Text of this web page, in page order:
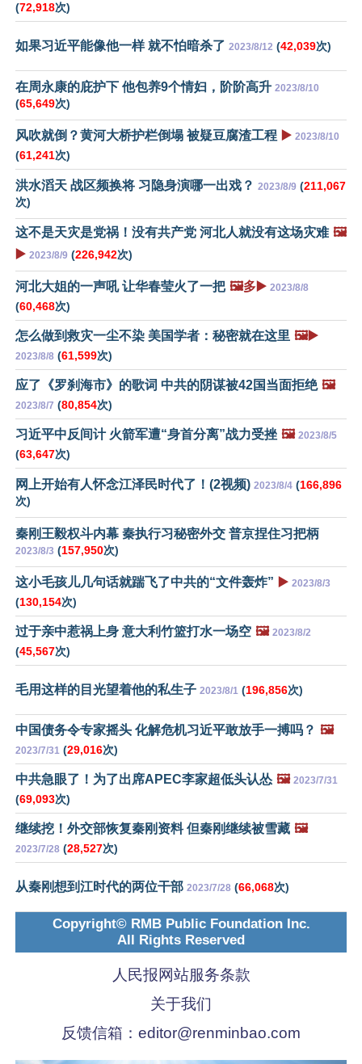
(72,918次)
如果习近平能像他一样 就不怕暗杀了 2023/8/12 (42,039次)
在周永康的庇护下 他包养9个情妇，阶阶高升 2023/8/10
(65,649次)
风吹就倒？黄河大桥护栏倒塌 被疑豆腐渣工程 ▶️ 2023/8/10
(61,241次)
洪水滔天 战区频换将 习隐身演哪一出戏？ 2023/8/9 (211,067
次)
这不是天灾是党祸！没有共产党 河北人就没有这场灾难 🖼️
▶️ 2023/8/9 (226,942次)
河北大姐的一声吼 让华春莹火了一把 🖼️多▶️ 2023/8/8
(60,468次)
怎么做到救灾一尘不染 美国学者：秘密就在这里 🖼️▶️
2023/8/8 (61,599次)
应了《罗刹海市》的歌词 中共的阴谋被42国当面拒绝 🖼️
2023/8/7 (80,854次)
习近平中反间计 火箭军遭“身首分离”战力受挫 🖼️ 2023/8/5
(63,647次)
网上开始有人怀念江泽民时代了！(2视频) 2023/8/4 (166,896
次)
秦刚王毅权斗内幕 秦执行习秘密外交 普京捏住习把柄
2023/8/3 (157,950次)
这小毛孩儿几句话就踹飞了中共的“文件轰炸” ▶️ 2023/8/3
(130,154次)
过于亲中惹祸上身 意大利竹篮打水一场空 🖼️ 2023/8/2
(45,567次)
毛用这样的目光望着他的私生子 2023/8/1 (196,856次)
中国债务令专家摇头 化解危机习近平敢放手一搏吗？ 🖼️
2023/7/31 (29,016次)
中共急眼了！为了出席APEC李家超低头认怂 🖼️ 2023/7/31
(69,093次)
继续挖！外交部恢复秦刚资料 但秦刚继续被雪藏 🖼️
2023/7/28 (28,527次)
从秦刚想到江时代的两位干部 2023/7/28 (66,068次)
Copyright© RMB Public Foundation Inc.
All Rights Reserved
人民报网站服务条款
关于我们
反馈信箱： editor@renminbao.com